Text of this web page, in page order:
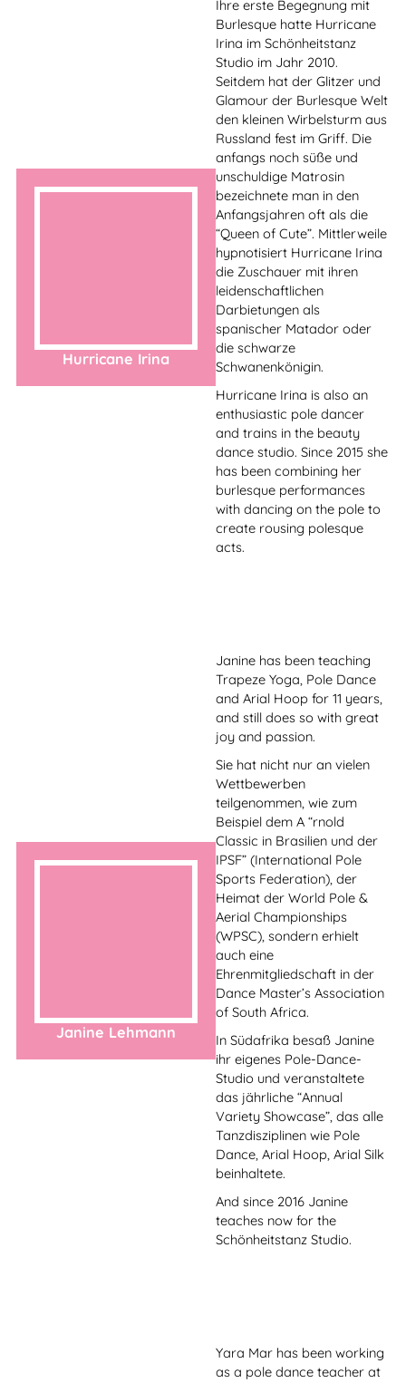
as a pole dance teacher at
the Schönheitstanz Studio
Berlin since 2012. As a
dancer and performer she
has devoted herself entirely
to the art of dance since a
dramatic turning point in
her life. Through her diverse
collaborations and projects
with dancers of traditional
dance forms, classical
elements are integrated and
a mutual exchange
promoted. Her own style is
characterized by
authenticity, strong,
emotional and physical
expression as well as
sensual aesthetics.
Kaya Anouk Zakrzewska is
a German-American
dancer, actress and author
based in Berlin.
Kaya grew up and was
Kaya graduated from the
Tisch School of the Arts at
NYU with a Bachelor of Fine
Arts in Theater. She also
completed a certification as
a pole dance teacher.
She is a master of various
performance styles, which
she has already proven in
many dance and pole
dance shows.
We are very happy that
Kaya is teaching Exotic Pole
and Pole Dance with us.
Viktoria is a professional
circus artist, aerialist and
hand balance artist.
Good and healthy stretching
is one of their specialties.
She will teach you these
techniques.
With us she offers two
different workshops:
stretching for beginners and